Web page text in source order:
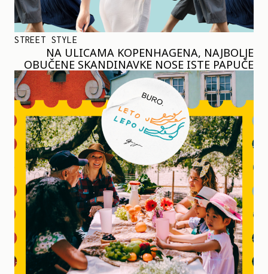
STREET STYLE
NA ULICAMA KOPENHAGENA, NAJBOLJE
OBUČENE SKANDINAVKE NOSE ISTE PAPUČE